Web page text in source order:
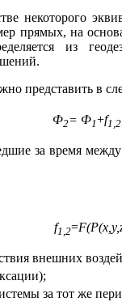
некоторого
прямых, на
из
представить в
Ф2= Ф1+f1,2
за время
f1,2=F(P(x, y,
внешних
за тот же